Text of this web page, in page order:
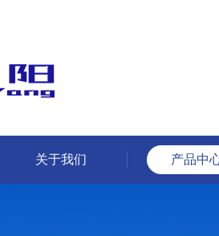
关于我们 产品中